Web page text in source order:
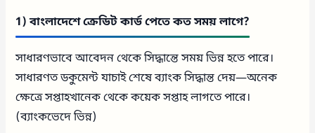
1) বাংলাদেশে ক্রেডিট কার্ড পেতে কত সময় লাগে?
সাধারণভাবে আবেদন থেকে সিদ্ধান্তে সময় ভিন্ন হতে পারে।
সাধারণত ডকুমেন্ট যাচাই শেষে ব্যাংক সিদ্ধান্ত দেয়—অনেক
ক্ষেত্রে সপ্তাহখানেক থেকে কয়েক সপ্তাহ লাগতে পারে।
(ব্যাংকভেদে ভিন্ন)